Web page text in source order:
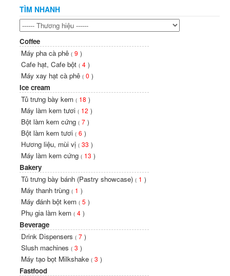
TÌM NHANH
Coffee
Máy pha cà phê ( 9 )
Cafe hạt, Cafe bột ( 4 )
Máy xay hạt cà phê ( 0 )
Ice cream
Tủ trưng bày kem ( 18 )
Máy làm kem tươi ( 12 )
Bột làm kem cứng ( 7 )
Bột làm kem tươi ( 6 )
Hương liệu, mùi vị ( 33 )
Máy làm kem cứng ( 13 )
Bakery
Tủ trưng bày bánh (Pastry showcase) ( 1 )
Máy thanh trùng ( 1 )
Máy đánh bột kem ( 5 )
Phụ gia làm kem ( 4 )
Beverage
Drink Dispensers ( 7 )
Slush machines ( 3 )
Máy tạo bọt Milkshake ( 3 )
Fastfood